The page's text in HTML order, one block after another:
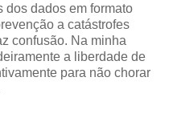
dos dados em formato
a catástrofes
confusão. Na minha
a liberdade de
para não chorar